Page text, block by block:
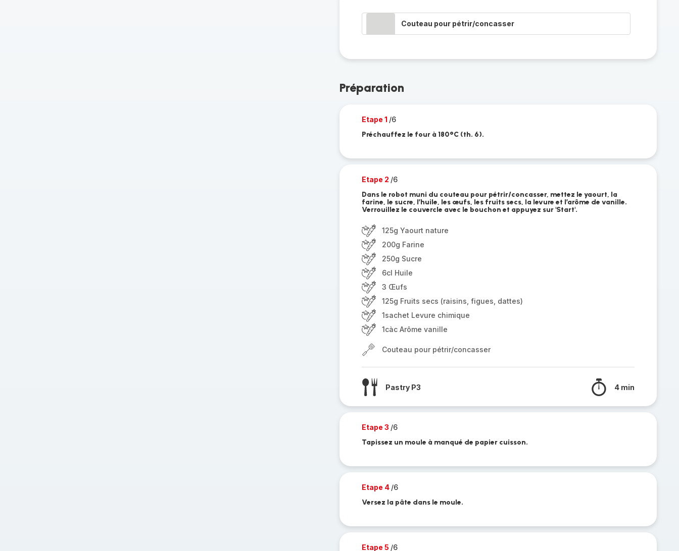
Couteau pour pétrir/concasser
Préparation
Etape 1 /6
Préchauffez le four à 180°C (th. 6).
Etape 2 /6
Dans le robot muni du couteau pour pétrir/concasser, mettez le yaourt, la
farine, le sucre, l’huile, les œufs, les fruits secs, la levure et l’arôme de vanille.
Verrouillez le couvercle avec le bouchon et appuyez sur 'Start'.
125g Yaourt nature
200g Farine
250g Sucre
6cl Huile
3 Œufs
125g Fruits secs (raisins, figues, dattes)
1sachet Levure chimique
1càc Arôme vanille
Couteau pour pétrir/concasser
Pastry P3 4 min
Etape 3 /6
Tapissez un moule à manqué de papier cuisson.
Etape 4 /6
Versez la pâte dans le moule.
Etape 5 /6